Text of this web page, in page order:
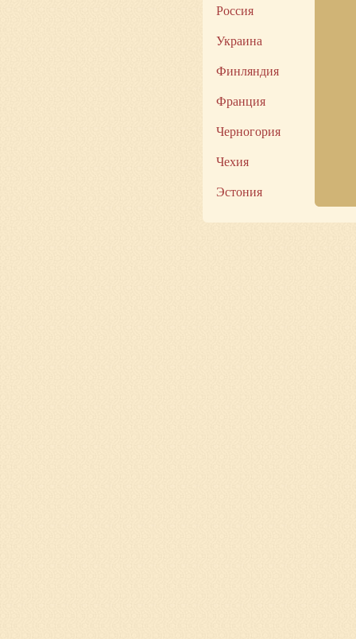
Россия
Украина
Финляндия
Франция
Черногория
Чехия
Эстония